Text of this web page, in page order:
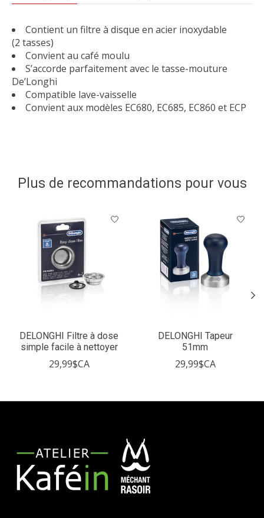
Contient un filtre à disque en acier inoxydable
(2 tasses)
Convient au café moulu
S’accorde parfaitement avec le tasse-mouture
De’Longhi
Compatible lave-vaisselle
Convient aux modèles EC680, EC685, EC860 et ECP
Plus de recommandations pour vous
Articles du carrousel de produits
DELONGHI Filtre à dose
simple facile à nettoyer
29,99$CA
DELONGHI Tapeur
51mm
29,99$CA